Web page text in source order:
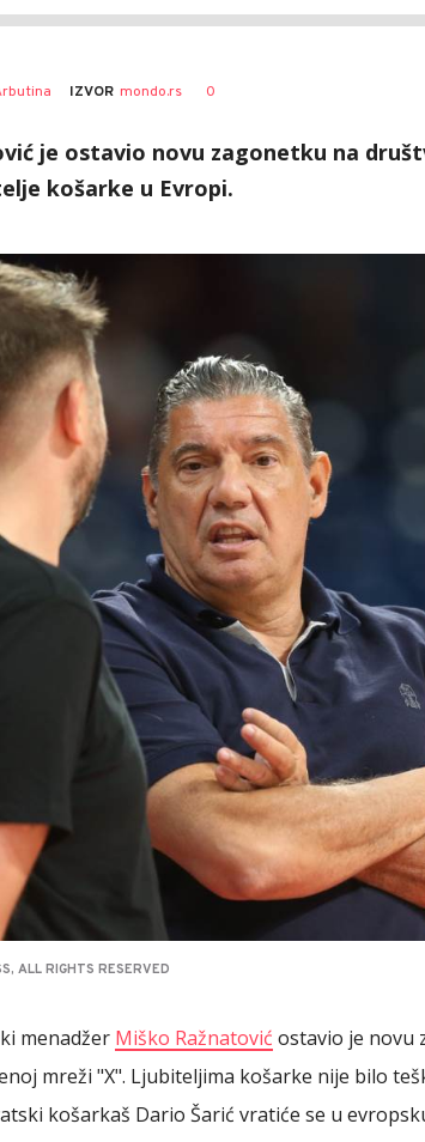
IZVOR mondo.rs 0
je ostavio novu zagonetku na
košarke u Evropi.
ALL RIGHTS RESERVED
menadžer Miško Ražnatović ostavio je novu
mreži "X". Ljubiteljima košarke nije bilo
košarkaš Dario Šarić vratiće se u